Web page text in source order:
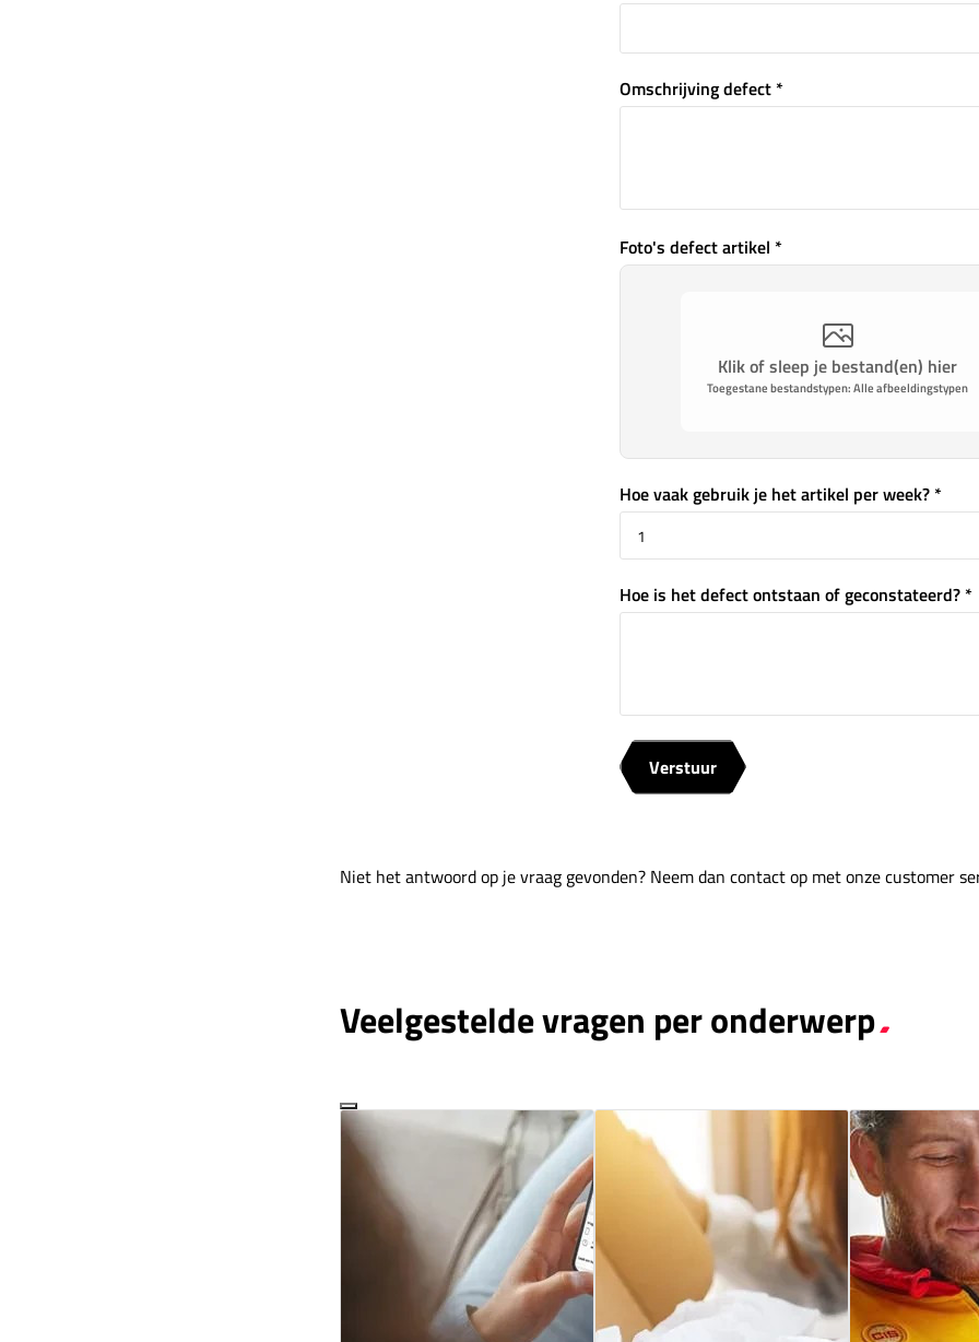
Omschrijving defect *
Foto's defect artikel *
Klik of sleep je bestand(en) hier
Toegestane bestandstypen: Alle afbeeldingstypen
Hoe vaak gebruik je het artikel per week? *
Hoe is het defect ontstaan of geconstateerd? *
Verstuur
Niet het antwoord op je vraag gevonden? Neem dan contact op met onze customer
Veelgestelde vragen per onderwerp